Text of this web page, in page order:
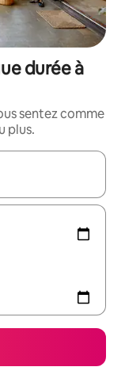
durée à
sentez comme
plus.
flèches vers le